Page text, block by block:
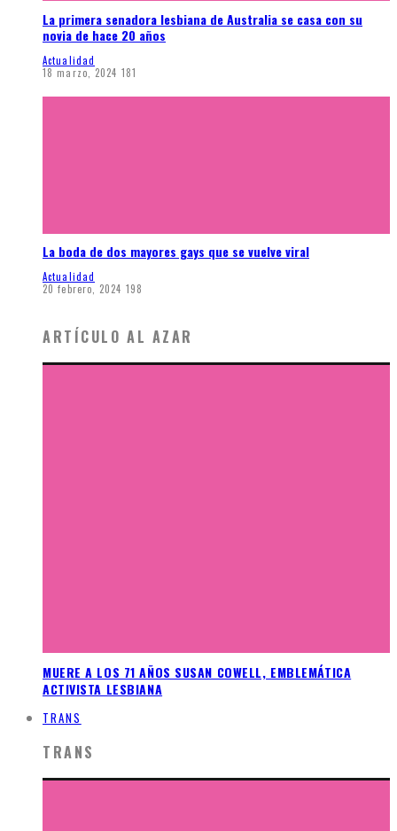
La primera senadora lesbiana de Australia se casa con su
novia de hace 20 años
Actualidad
18 marzo, 2024 181
La boda de dos mayores gays que se vuelve viral
Actualidad
20 febrero, 2024 198
ARTÍCULO AL AZAR
MUERE A LOS 71 AÑOS SUSAN COWELL, EMBLEMÁTICA
ACTIVISTA LESBIANA
TRANS
TRANS